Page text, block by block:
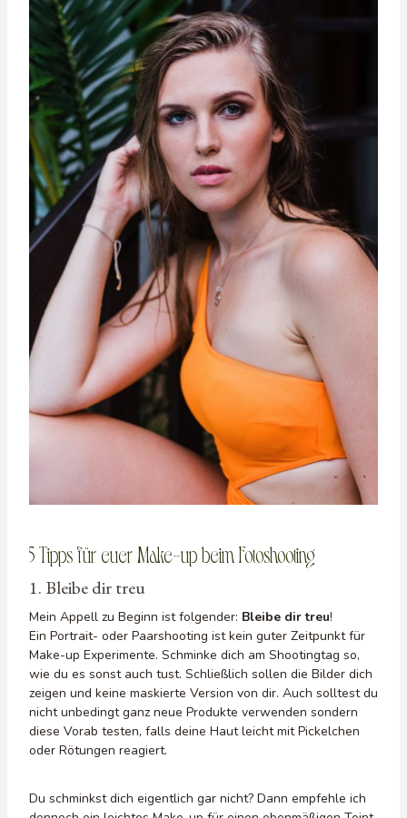
5 Tipps für euer Make-up beim Fotoshooting
1. Bleibe dir treu
Mein Appell zu Beginn ist folgender: Bleibe dir treu!
Ein Portrait- oder Paarshooting ist kein guter Zeitpunkt für
Make-up Experimente. Schminke dich am Shootingtag so,
wie du es sonst auch tust. Schließlich sollen die Bilder dich
zeigen und keine maskierte Version von dir. Auch solltest du
nicht unbedingt ganz neue Produkte verwenden sondern
diese Vorab testen, falls deine Haut leicht mit Pickelchen
oder Rötungen reagiert.
Du schminkst dich eigentlich gar nicht? Dann empfehle ich